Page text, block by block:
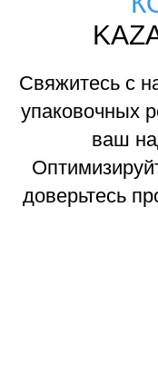
Свяжитесь с
упаковочных
ваш
доверьтесь